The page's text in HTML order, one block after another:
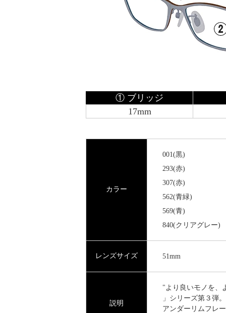
① ブリッジ
17mm
カラー
001(黒)
293(赤)
307(赤)
562(青緑)
569(青)
840(クリアグレー)
レンズサイズ 51mm
説明
"より良いモノを、
」シリーズ第３弾
アンダーリムフレ